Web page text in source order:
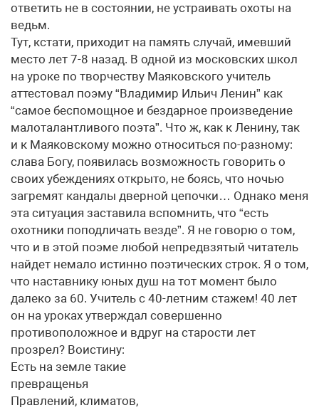
ответить не в состоянии, не устраивать охоты на
ведьм.
Тут, кстати, приходит на память случай, имевший
место лет 7-8 назад. В одной из московских школ
на уроке по творчеству Маяковского учитель
аттестовал поэму “Владимир Ильич Ленин” как
“самое беспомощное и бездарное произведение
малоталантливого поэта”. Что ж, как к Ленину, так
и к Маяковскому можно относиться по-разному:
слава Богу, появилась возможность говорить о
своих убеждениях открыто, не боясь, что ночью
загремят кандалы дверной цепочки… Однако меня
эта ситуация заставила вспомнить, что “есть
охотники поподличать везде”. Я не говорю о том,
что и в этой поэме любой непредвзятый читатель
найдет немало истинно поэтических строк. Я о том,
что наставнику юных душ на тот момент было
далеко за 60. Учитель с 40-летним стажем! 40 лет
он на уроках утверждал совершенно
противоположное и вдруг на старости лет
прозрел? Воистину:
Есть на земле такие
превращенья
Правлений, климатов,